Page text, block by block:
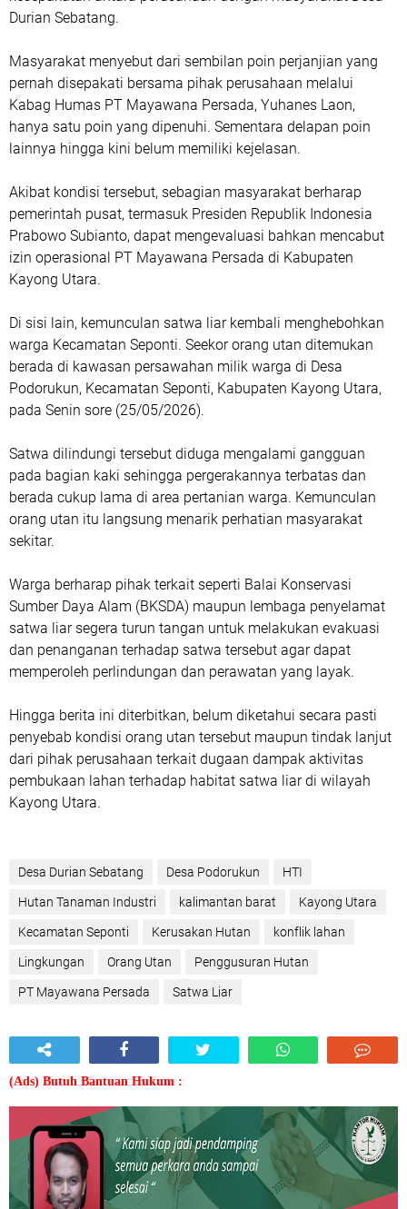
Durian Sebatang.
Masyarakat menyebut dari sembilan poin perjanjian yang
pernah disepakati bersama pihak perusahaan melalui
Kabag Humas PT Mayawana Persada, Yuhanes Laon,
hanya satu poin yang dipenuhi. Sementara delapan poin
lainnya hingga kini belum memiliki kejelasan.
Akibat kondisi tersebut, sebagian masyarakat berharap
pemerintah pusat, termasuk Presiden Republik Indonesia
Prabowo Subianto, dapat mengevaluasi bahkan mencabut
izin operasional PT Mayawana Persada di Kabupaten
Kayong Utara.
Di sisi lain, kemunculan satwa liar kembali menghebohkan
warga Kecamatan Seponti. Seekor orang utan ditemukan
berada di kawasan persawahan milik warga di Desa
Podorukun, Kecamatan Seponti, Kabupaten Kayong Utara,
pada Senin sore (25/05/2026).
Satwa dilindungi tersebut diduga mengalami gangguan
pada bagian kaki sehingga pergerakannya terbatas dan
berada cukup lama di area pertanian warga. Kemunculan
orang utan itu langsung menarik perhatian masyarakat
sekitar.
Warga berharap pihak terkait seperti Balai Konservasi
Sumber Daya Alam (BKSDA) maupun lembaga penyelamat
satwa liar segera turun tangan untuk melakukan evakuasi
dan penanganan terhadap satwa tersebut agar dapat
memperoleh perlindungan dan perawatan yang layak.
Hingga berita ini diterbitkan, belum diketahui secara pasti
penyebab kondisi orang utan tersebut maupun tindak lanjut
dari pihak perusahaan terkait dugaan dampak aktivitas
pembukaan lahan terhadap habitat satwa liar di wilayah
Kayong Utara.
Desa Durian Sebatang Desa Podorukun HTI
Hutan Tanaman Industri kalimantan barat Kayong Utara
Kecamatan Seponti Kerusakan Hutan konflik lahan
Lingkungan Orang Utan Penggusuran Hutan
PT Mayawana Persada Satwa Liar
(Ads) Butuh Bantuan Hukum :